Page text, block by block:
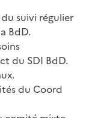
suivi régulier
BdD.
du SDI BdD.
du Coord